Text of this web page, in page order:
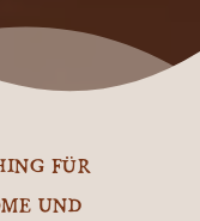
FÜR
UND